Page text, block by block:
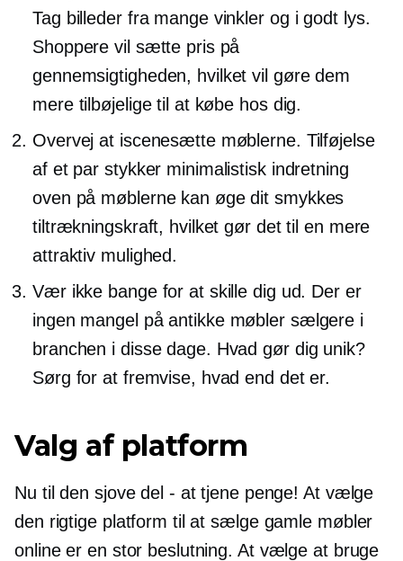
Tag billeder fra mange vinkler og i godt lys.
Shoppere vil sætte pris på
gennemsigtigheden, hvilket vil gøre dem
mere tilbøjelige til at købe hos dig.
Overvej at iscenesætte møblerne. Tilføjelse
af et par stykker minimalistisk indretning
oven på møblerne kan øge dit smykkes
tiltrækningskraft, hvilket gør det til en mere
attraktiv mulighed.
Vær ikke bange for at skille dig ud. Der er
ingen mangel på antikke møbler sælgere i
branchen i disse dage. Hvad gør dig unik?
Sørg for at fremvise, hvad end det er.
Valg af platform
Nu til den sjove del - at tjene penge! At vælge
den rigtige platform til at sælge gamle møbler
online er en stor beslutning. At vælge at bruge